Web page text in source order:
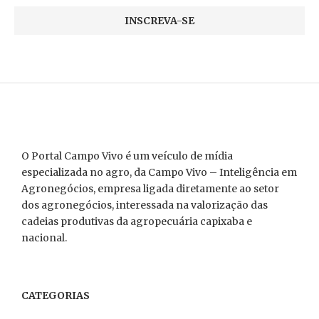
O Portal Campo Vivo é um veículo de mídia
especializada no agro, da Campo Vivo – Inteligência em
Agronegócios, empresa ligada diretamente ao setor
dos agronegócios, interessada na valorização das
cadeias produtivas da agropecuária capixaba e
nacional.
CATEGORIAS